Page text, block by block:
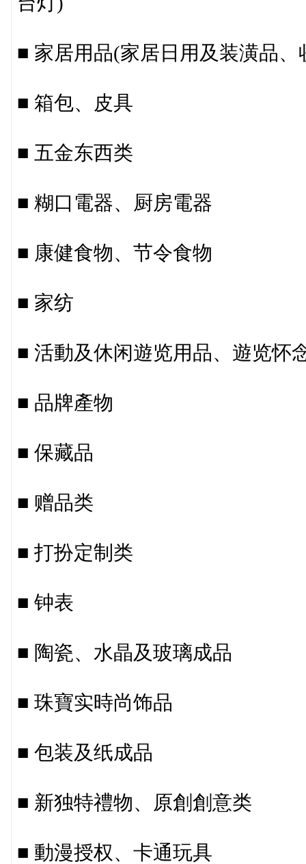
■ 家居用品(家居日用及装潢品
■ 箱包、皮具
■ 五金东西类
■ 糊口電器、厨房電器
■ 康健食物、节令食物
■ 家纺
■ 活動及休闲遊览用品、遊览怀
■ 品牌產物
■ 保藏品
■ 赠品类
■ 打扮定制类
■ 钟表
■ 陶瓷、水晶及玻璃成品
■ 珠寶实時尚饰品
■ 包装及纸成品
■ 新独特禮物、原創創意类
■ 動漫授权、卡通玩具